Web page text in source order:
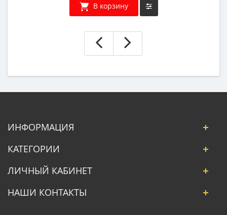
В корзину
ИНФОРМАЦИЯ
КАТЕГОРИИ
ЛИЧНЫЙ КАБИНЕТ
НАШИ КОНТАКТЫ